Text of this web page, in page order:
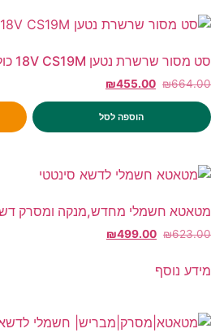
סט מסור שרשרת נטען 18V CS19M כולל סוללה ומטען
₪664.00
₪455.00
הוספה לסל
מטאטא חשמלי מחדש,מנקה ומסרק
₪623.00
₪499.00
מידע נוסף